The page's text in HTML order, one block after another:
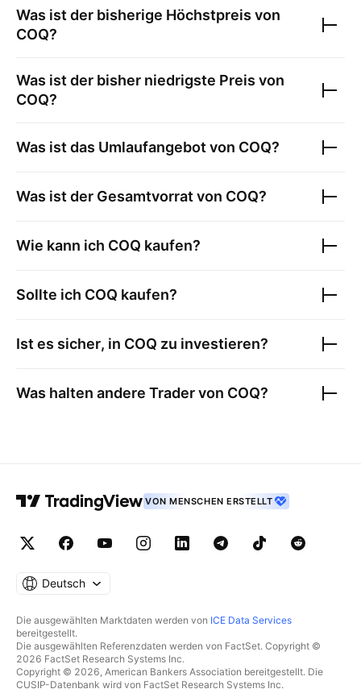
Was ist der bisherige Höchstpreis von
COQ?
Was ist der bisher niedrigste Preis von
COQ?
Was ist das Umlaufangebot von COQ?
Was ist der Gesamtvorrat von COQ?
Wie kann ich COQ kaufen?
Sollte ich COQ kaufen?
Ist es sicher, in COQ zu investieren?
Was halten andere Trader von COQ?
VON MENSCHEN ERSTELLT
Deutsch
Die ausgewählten Marktdaten werden von ICE Data Services
bereitgestellt.
Die ausgewählten Referenzdaten werden von FactSet. Copyright ©
2026 FactSet Research Systems Inc.
Copyright © 2026, American Bankers Association bereitgestellt. Die
CUSIP-Datenbank wird von FactSet Research Systems Inc.